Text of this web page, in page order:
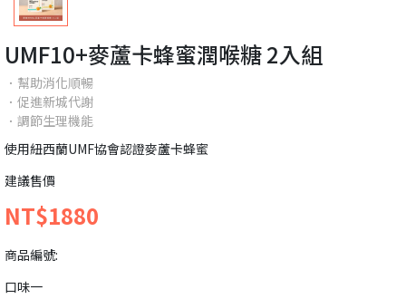
UMF10+麥蘆卡蜂蜜潤喉糖 2入組
．幫助消化順暢
．促進新城代謝
．調節生理機能
使用紐西蘭UMF協會認證麥蘆卡蜂蜜
建議售價
NT$1880
商品編號:
口味一